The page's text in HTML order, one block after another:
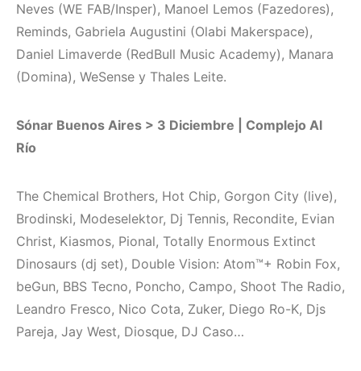
Neves (WE FAB/Insper), Manoel Lemos (Fazedores),
Reminds, Gabriela Augustini (Olabi Makerspace),
Daniel Limaverde (RedBull Music Academy), Manara
(Domina), WeSense y Thales Leite.
Sónar Buenos Aires > 3 Diciembre | Complejo Al
Río
The Chemical Brothers, Hot Chip, Gorgon City (live),
Brodinski, Modeselektor, Dj Tennis, Recondite, Evian
Christ, Kiasmos, Pional, Totally Enormous Extinct
Dinosaurs (dj set), Double Vision: Atom™+ Robin Fox,
beGun, BBS Tecno, Poncho, Campo, Shoot The Radio,
Leandro Fresco, Nico Cota, Zuker, Diego Ro-K, Djs
Pareja, Jay West, Diosque, DJ Caso…